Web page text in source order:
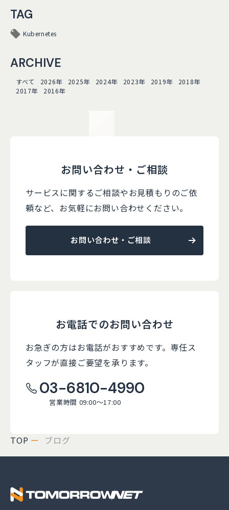
TAG
Kubernetes
ARCHIVE
すべて 2026年 2025年 2024年 2023年 2019年
2018年
2017年
2016年
お問い合わせ・ご相談
サービスに関するご相談やお見積もりのご依
頼など、 お気軽にお問い合わせください。
お問い合わせ・ご相談
お電話でのお問い合わせ
お急ぎの方はお電話がおすすめです。 専任ス
タッフが直接ご要望を承ります。
03-6810-4990
営業時間 09:00～17:00
TOP ブログ
株式会社トゥモロー